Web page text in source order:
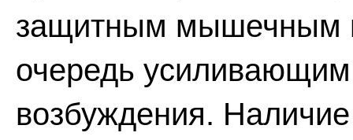
защитным мышечным
очередь
возбуждения. Наличие